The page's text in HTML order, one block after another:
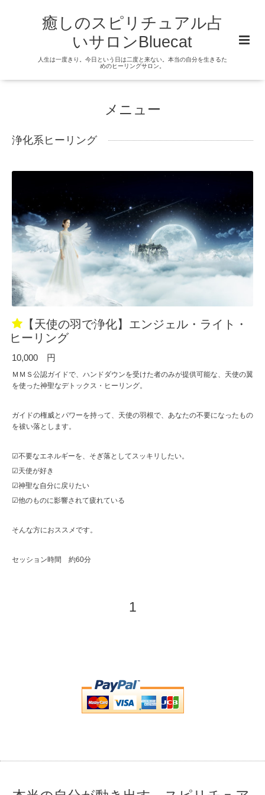
癒しのスピリチュアル占
いサロンBluecat
人生は一度きり。今日という日は二度と来ない。本当の自分を生きるた
めのヒーリングサロン。
メニュー
浄化系ヒーリング
【天使の羽で浄化】エンジェル・ライト・
ヒーリング
10,000 円
ＭＭＳ公認ガイドで、ハンドダウンを受けた者のみが提供可能な、天使の翼
を使った神聖なデトックス・ヒーリング。
ガイドの権威とパワーを持って、天使の羽根で、あなたの不要になったもの
を祓い落とします。
☑不要なエネルギーを、そぎ落としてスッキリしたい。
☑天使が好き
☑神聖な自分に戻りたい
☑他のものに影響されて疲れている
そんな方におススメです。
セッション時間 約60分
1